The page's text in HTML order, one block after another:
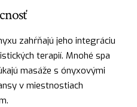
zahŕňajú jeho integráciu
terapií. Mnohé spa
masáže s ónyxovými
v miestnostiach